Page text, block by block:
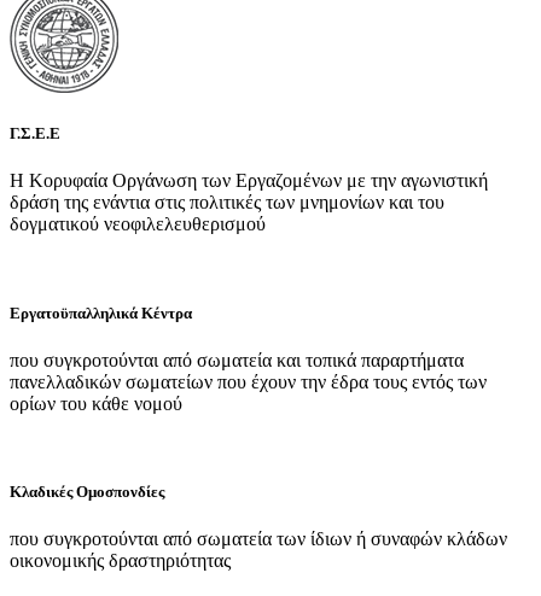
Γ.Σ.Ε.Ε
Η Κορυφαία Οργάνωση των Εργαζομένων με την αγωνιστική
δράση της ενάντια στις πολιτικές των μνημονίων και του
δογματικού νεοφιλελευθερισμού
Εργατοϋπαλληλικά Κέντρα
που συγκροτούνται από σωματεία και τοπικά παραρτήματα
πανελλαδικών σωματείων που έχουν την έδρα τους εντός των
ορίων του κάθε νομού
Κλαδικές Ομοσπονδίες
που συγκροτούνται από σωματεία των ίδιων ή συναφών κλάδων
οικονομικής δραστηριότητας